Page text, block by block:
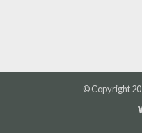
© Copyright